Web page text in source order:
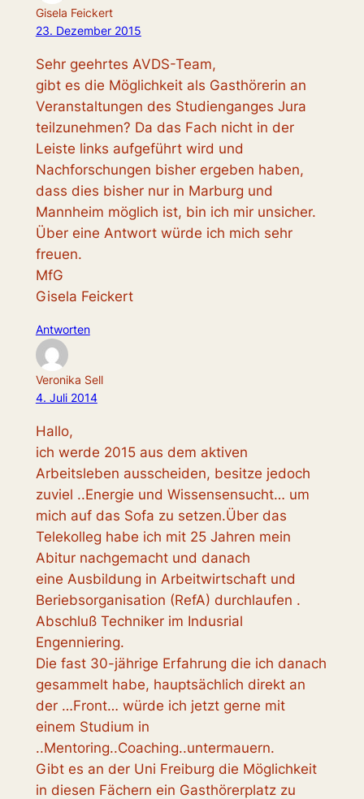
Gisela Feickert
23. Dezember 2015
Sehr geehrtes AVDS-Team,
gibt es die Möglichkeit als Gasthörerin an
Veranstaltungen des Studienganges Jura
teilzunehmen? Da das Fach nicht in der
Leiste links aufgeführt wird und
Nachforschungen bisher ergeben haben,
dass dies bisher nur in Marburg und
Mannheim möglich ist, bin ich mir unsicher.
Über eine Antwort würde ich mich sehr
freuen.
MfG
Gisela Feickert
Antworten
Veronika Sell
4. Juli 2014
Hallo,
ich werde 2015 aus dem aktiven
Arbeitsleben ausscheiden, besitze jedoch
zuviel ..Energie und Wissensensucht… um
mich auf das Sofa zu setzen.Über das
Telekolleg habe ich mit 25 Jahren mein
Abitur nachgemacht und danach
eine Ausbildung in Arbeitwirtschaft und
Beriebsorganisation (RefA) durchlaufen .
Abschluß Techniker im Indusrial
Engenniering.
Die fast 30-jährige Erfahrung die ich danach
gesammelt habe, hauptsächlich direkt an
der …Front… würde ich jetzt gerne mit
einem Studium in
..Mentoring..Coaching..untermauern.
Gibt es an der Uni Freiburg die Möglichkeit
in diesen Fächern ein Gasthörerplatz zu